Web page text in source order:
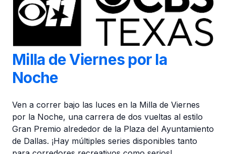
Milla de Viernes por la
Noche
Ven a correr bajo las luces en la Milla de Viernes
por la Noche, una carrera de dos vueltas al estilo
Gran Premio alrededor de la Plaza del Ayuntamiento
de Dallas. ¡Hay múltiples series disponibles tanto